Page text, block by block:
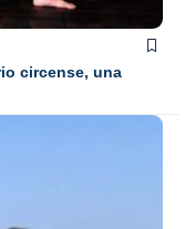
circense, una